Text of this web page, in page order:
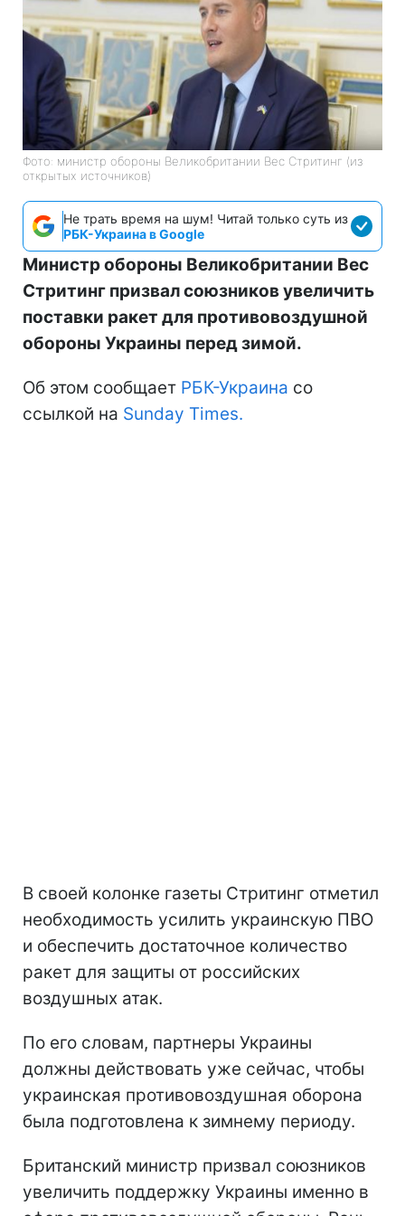
Фото: министр обороны Великобритании Вес Стритинг (из
открытых источников)
Не трать время на шум! Читай только суть из
РБК-Украина в Google
Министр обороны Великобритании Вес
Стритинг призвал союзников увеличить
поставки ракет для противовоздушной
обороны Украины перед зимой.
Об этом сообщает РБК-Украина со
ссылкой на Sunday Times.
В своей колонке газеты Стритинг отметил
необходимость усилить украинскую ПВО
и обеспечить достаточное количество
ракет для защиты от российских
воздушных атак.
По его словам, партнеры Украины
должны действовать уже сейчас, чтобы
украинская противовоздушная оборона
была подготовлена к зимнему периоду.
Британский министр призвал союзников
увеличить поддержку Украины именно в